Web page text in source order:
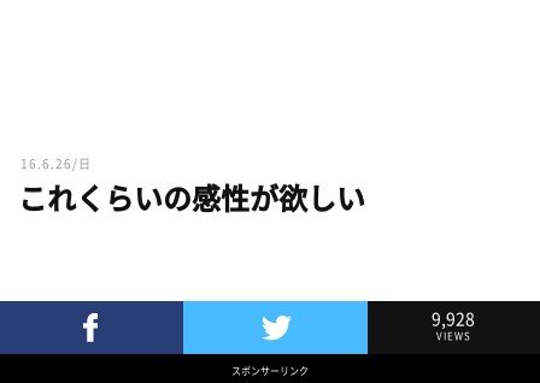
16.6.26/日
これくらいの感性が欲しい
Twitterでツイート
9,928
VIEWS
スポンサーリンク